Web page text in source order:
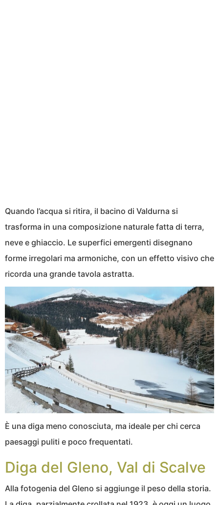
Quando l’acqua si ritira, il bacino di Valdurna si
trasforma in una composizione naturale fatta di terra,
neve e ghiaccio. Le superfici emergenti disegnano
forme irregolari ma armoniche, con un effetto visivo che
ricorda una grande tavola astratta.
È una diga meno conosciuta, ma ideale per chi cerca
paesaggi puliti e poco frequentati.
Diga del Gleno, Val di Scalve
Alla fotogenia del Gleno si aggiunge il peso della storia.